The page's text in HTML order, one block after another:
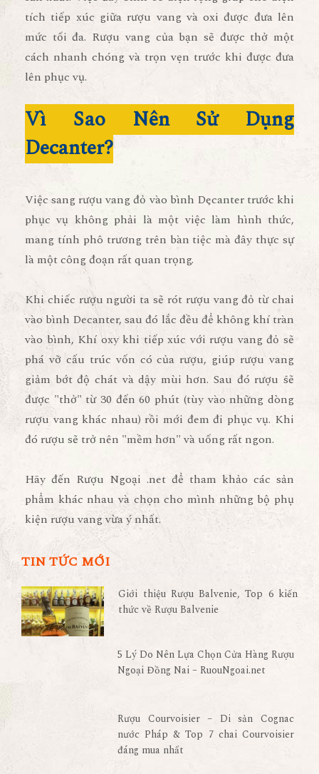
tích tiếp xúc giữa rượu vang và oxi được đưa lên
mức tối đa. Rượu vang của bạn sẽ được thở một
cách nhanh chóng và trọn vẹn trước khi được đưa
lên phục vụ.
Vì Sao Nên Sử Dụng
Decanter?
Việc sang rượu vang đỏ vào bình Decanter trước khi
phục vụ không phải là một việc làm hình thức,
mang tính phô trương trên bàn tiệc mà đây thực sự
là một công đoạn rất quan trọng.
Khi chiếc rượu người ta sẽ rót rượu vang đỏ từ chai
vào bình Decanter, sau đó lắc đều để không khí tràn
vào bình, Khí oxy khi tiếp xúc với rượu vang đỏ sẽ
phá vỡ cấu trúc vốn có của rượu, giúp rượu vang
giảm bớt độ chát và dậy mùi hơn. Sau đó rượu sẽ
được "thở" từ 30 đến 60 phút (tùy vào những dòng
rượu vang khác nhau) rồi mới đem đi phục vụ. Khi
đó rượu sẽ trở nên "mềm hơn" và uống rất ngon.
Hãy đến Rượu Ngoại .net để tham khảo các sản
phẩm khác nhau và chọn cho mình những bộ phụ
kiện rượu vang vừa ý nhất.
TIN TỨC MỚI
Giới thiệu Rượu Balvenie, Top 6 kiến
thức về Rượu Balvenie
5 Lý Do Nên Lựa Chọn Cửa Hàng Rượu
Ngoại Đồng Nai – RuouNgoai.net
Rượu Courvoisier – Di sản Cognac
nước Pháp & Top 7 chai Courvoisier
đáng mua nhất